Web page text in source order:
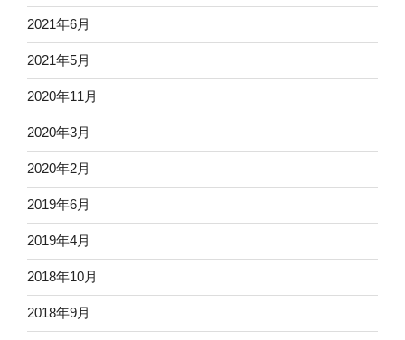
2021年6月
2021年5月
2020年11月
2020年3月
2020年2月
2019年6月
2019年4月
2018年10月
2018年9月